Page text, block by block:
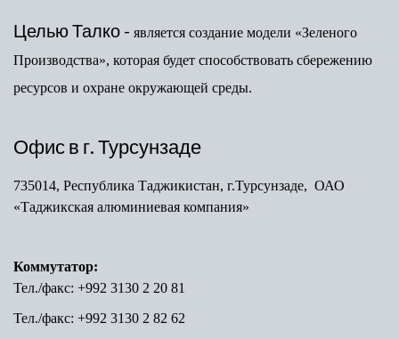
Целью Талко - является создание модели «Зеленого
Производства», которая будет способствовать сбережению
ресурсов и охране окружающей среды.
Офис в г. Турсунзаде
735014, Республика Таджикистан, г.Турсунзаде, ОАО
«Таджикская алюминиевая компания»
Коммутатор:
Тел./факс: +992 3130 2 20 81
Тел./факс: +992 3130 2 82 62